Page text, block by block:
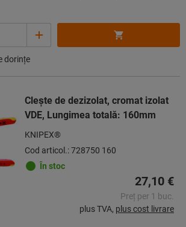
dorințe
Cleşte de dezizolat, cromat izolat
VDE, Lungimea totală: 160mm
KNIPEX®
Cod articol.: 728750 160
În stoc
27,10 €
Preț per 1 buc.
plus TVA, plus cost livrare